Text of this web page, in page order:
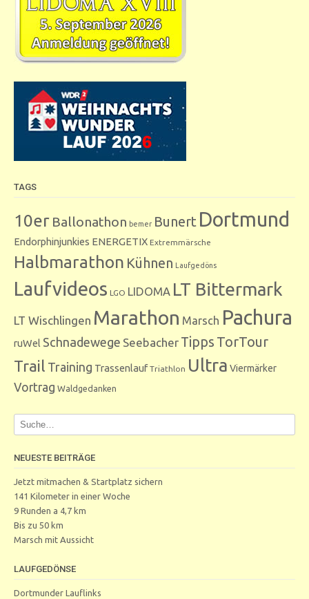
TAGS
10er Ballonathon bemer Bunert Dortmund
Endorphinjunkies ENERGETIX Extremmärsche
Halbmarathon Kühnen Laufgedöns
Laufvideos LGO LIDOMA LT Bittermark
LT Wischlingen Marathon Marsch Pachura
ruWel Schnadewege Seebacher Tipps TorTour
Trail Training Trassenlauf Triathlon Ultra Viermärker
Vortrag Waldgedanken
NEUESTE BEITRÄGE
Jetzt mitmachen & Startplatz sichern
141 Kilometer in einer Woche
9 Runden a 4,7 km
Bis zu 50 km
Marsch mit Aussicht
LAUFGEDÖNSE
Dortmunder Lauflinks